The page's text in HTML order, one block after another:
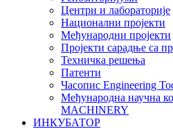
Центри и лабораторије
Национални пројекти
Међународни пројекти
Пројекти сарадње са
Техничка решења
Патенти
Часопис Engineering
Међународна научна
MACHINERY
ИНКУБАТОР